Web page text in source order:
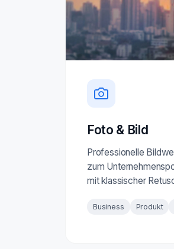
Foto & Bild
Professionelle
zum
mit klassischer
Business Produkt